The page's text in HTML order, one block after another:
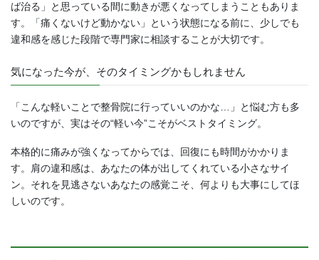
ば治る」と思っている間に動きが悪くなってしまうこともありま
す。「痛くないけど動かない」という状態になる前に、少しでも
違和感を感じた段階で専門家に相談することが大切です。
気になった今が、そのタイミングかもしれません
「こんな軽いことで整骨院に行っていいのかな…」と悩む方も多
いのですが、実はその“軽い今”こそがベストタイミング。
本格的に痛みが強くなってからでは、回復にも時間がかかりま
す。肩の違和感は、あなたの体が出してくれている小さなサイ
ン。それを見逃さないあなたの感覚こそ、何よりも大事にしてほ
しいのです。